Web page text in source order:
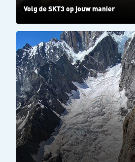
Volg de SKT3 op jouw manier